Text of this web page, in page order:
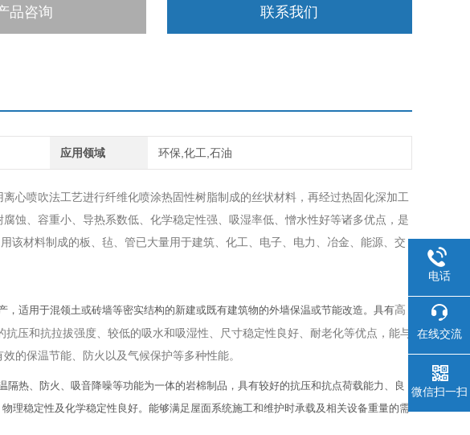
品咨询 联系我们
应用领域 环保,化工,石油
心喷吹法工艺进行纤维化喷涂热固性树脂制成的丝状材料，再经过热固化深加工
蚀、容重小、导热系数低、化学稳定性强、吸湿率低、憎水性好等诸多优点，是
该材料制成的板、毡、管已大量用于建筑、化工、电子、电力、冶金、能源、交
适用于混领土或砖墙等密实结构的新建或既有建筑物的外墙保温或节能改造。具有高
压和抗拉拔强度、较低的吸水和吸湿性、尺寸稳定性良好、耐老化等优点，能与
的保温节能、防火以及气候保护等多种性能。
热、防火、吸音降噪等功能为一体的岩棉制品，具有较好的抗压和抗点荷载能力、良
理稳定性及化学稳定性良好。能够满足屋面系统施工和维护时承载及相关设备重量的需
电话
在线交流
微信扫一扫